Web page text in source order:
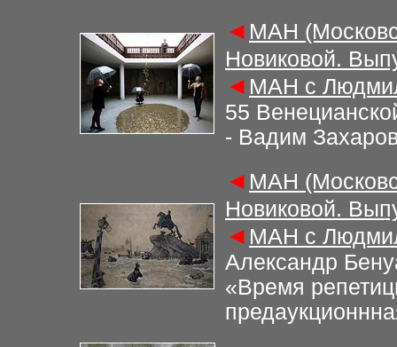
◄ МАН
Новиковой.
◄ МАН с
55
- Вадим
◄ МАН
Новиковой.
◄ МАН с
Александр
«Время